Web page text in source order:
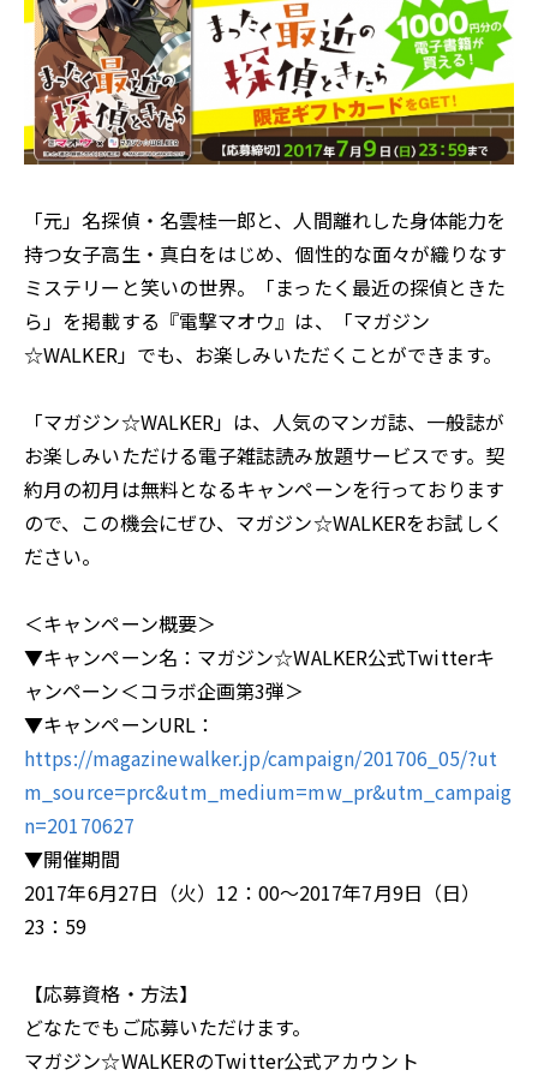
「元」名探偵・名雲桂一郎と、人間離れした身体能力を
持つ女子高生・真白をはじめ、個性的な面々が織りなす
ミステリーと笑いの世界。「まったく最近の探偵ときた
ら」を掲載する『電撃マオウ』は、「マガジン
☆WALKER」でも、お楽しみいただくことができます。
「マガジン☆WALKER」は、人気のマンガ誌、一般誌が
お楽しみいただける電子雑誌読み放題サービスです。契
約月の初月は無料となるキャンペーンを行っております
ので、この機会にぜひ、マガジン☆WALKERをお試しく
ださい。
＜キャンペーン概要＞
▼キャンペーン名：マガジン☆WALKER公式Twitterキ
ャンペーン＜コラボ企画第3弾＞
▼キャンペーンURL：
https://magazinewalker.jp/campaign/201706_05/?ut
m_source=prc&utm_medium=mw_pr&utm_campaig
n=20170627
▼開催期間
2017年6月27日（火）12：00～2017年7月9日（日）
23：59
【応募資格・方法】
どなたでもご応募いただけます。
マガジン☆WALKERのTwitter公式アカウント